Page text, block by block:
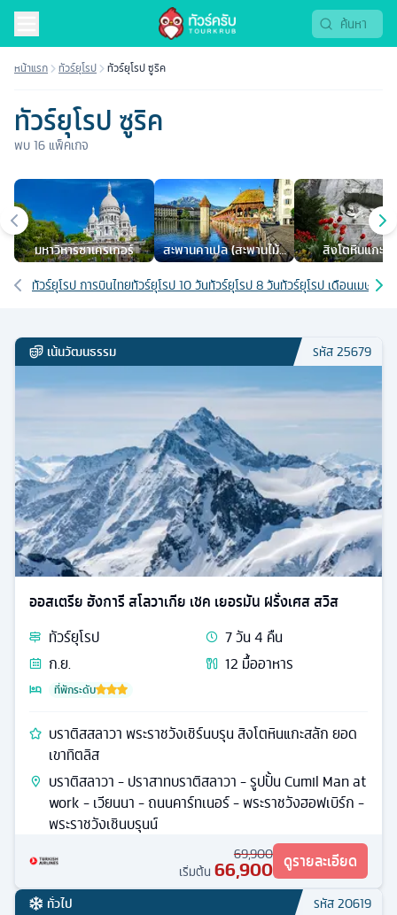
หน้าแรก ทัวร์ยุโรป ทัวร์ยุโรป ซูริค
ทัวร์ยุโรป ซูริค
พบ16 แพ็คเกจ
เมืองยอดนิยม
มหาวิหารซาเครเกอร์
สะพานคาเปล (สะพานไม้ลู
เซิร์น ชาเปล บริดจ์)
สิงโตหินแกะส
เส้นทางที่เกี่ยวข้อง
ทัวร์ยุโรป การบินไทยทัวร์ยุโรป 10 วันทัวร์ยุโรป 8 วันทัวร์ยุโรป เดือนเมษายน
เน้นวัฒนธรรม รหัส25679
ออสเตรีย ฮังการี สโลวาเกีย เชค เยอรมัน ฝรั่งเศส สวิส
ทัวร์ยุโรป 7วัน4 คืน
ก.ย.
12 มื้ออาหาร
ที่พักระดับ
บราติสสลาวา พระราชวังเชิร์นบรุน สิงโตหินแกะสลัก ยอด
เขาทิตลิส
บราติสลาวา - ปราสาทบราติสลาวา - รูปปั้น Cumil Man at
work - เวียนนา - ถนนคาร์ทเนอร์ - พระราชวังฮอฟเบิร์ก -
พระราชวังเชินบรุนน์
69,900
เริ่มต้น 66,900 ดูรายละเอียด
ทั่วไป รหัส20619